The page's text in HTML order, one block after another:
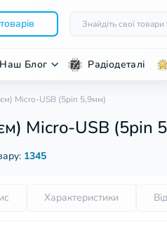
Наш Блог Радіодеталі
Micro-USB (5pin 5,9мм)
Micro-USB (5pin
1345
Характеристики